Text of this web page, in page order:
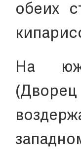
обеих
На